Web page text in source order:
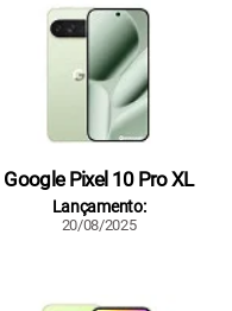
Google Pixel 10 Pro XL
Lançamento:
20/08/2025